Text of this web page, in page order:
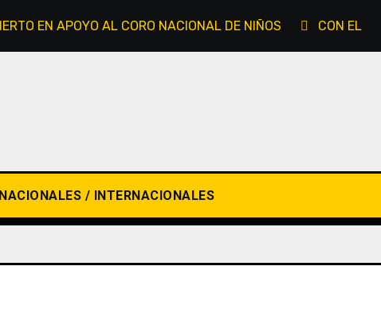
EN APOYO AL CORO NACIONAL DE NIÑOS CON EL
NACIONALES / INTERNACIONALES